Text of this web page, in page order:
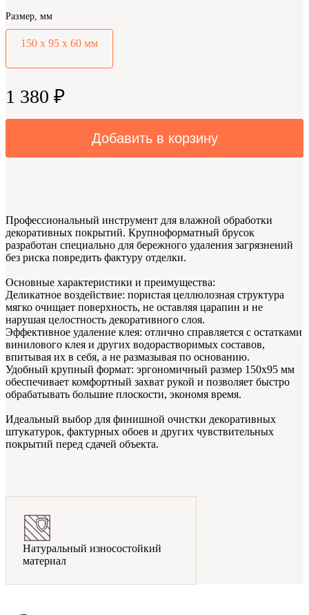
Размер, мм
150 х 95 х 60 мм
1 380 ₽
Добавить в корзину
Профессиональный инструмент для влажной обработки
декоративных покрытий. Крупноформатный брусок
разработан специально для бережного удаления загрязнений
без риска повредить фактуру отделки.
Основные характеристики и преимущества:
Деликатное воздействие: пористая целлюлозная структура
мягко очищает поверхность, не оставляя царапин и не
нарушая целостность декоративного слоя.
Эффективное удаление клея: отлично справляется с остатками
винилового клея и других водорастворимых составов,
впитывая их в себя, а не размазывая по основанию.
Удобный крупный формат: эргономичный размер 150х95 мм
обеспечивает комфортный захват рукой и позволяет быстро
обрабатывать большие плоскости, экономя время.
Идеальный выбор для финишной очистки декоративных
штукатурок, фактурных обоев и других чувствительных
покрытий перед сдачей объекта.
Натуральный износостойкий
материал